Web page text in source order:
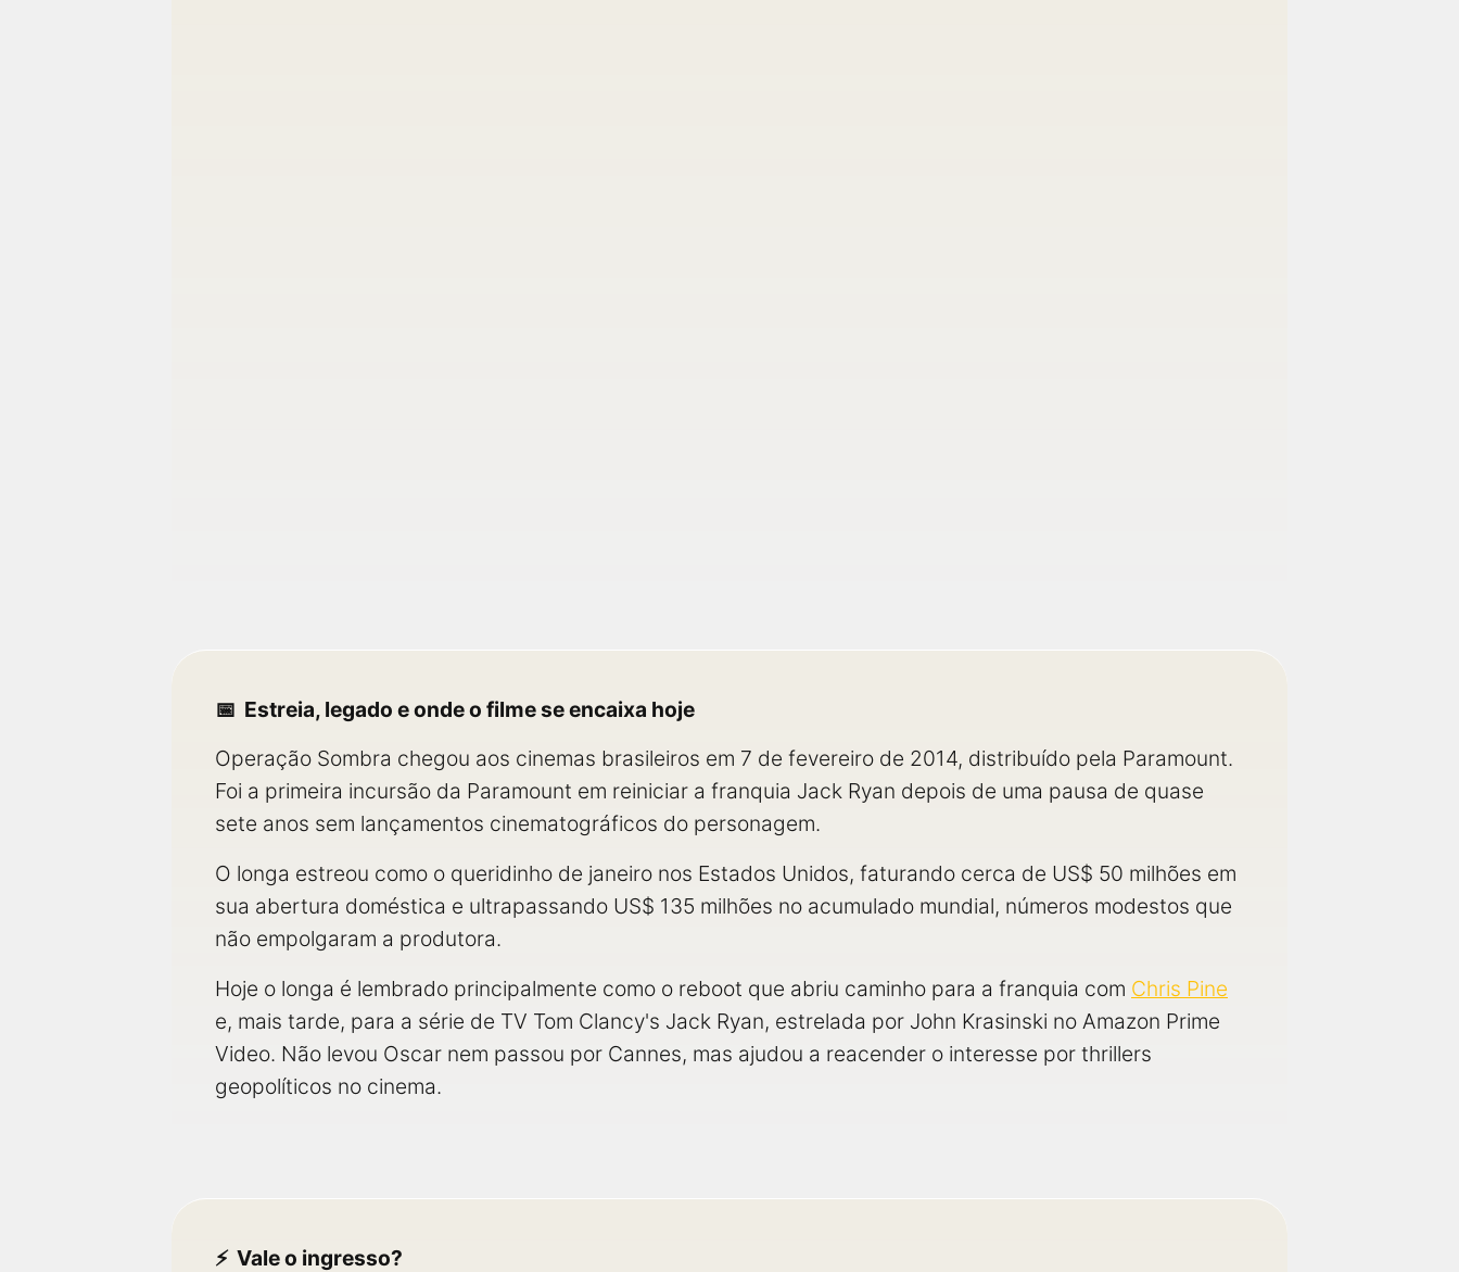
Estreia, legado e onde o filme se encaixa hoje
Operação Sombra chegou aos cinemas brasileiros em 7 de fevereiro de 2014, distribuído pela Paramount.
Foi a primeira incursão da Paramount em reiniciar a franquia Jack Ryan depois de uma pausa de quase
sete anos sem lançamentos cinematográficos do personagem.
O longa estreou como o queridinho de janeiro nos Estados Unidos, faturando cerca de US$ 50 milhões em
sua abertura doméstica e ultrapassando US$ 135 milhões no acumulado mundial, números modestos que
não empolgaram a produtora.
Hoje o longa é lembrado principalmente como o reboot que abriu caminho para a franquia com Chris Pine
e, mais tarde, para a série de TV Tom Clancy's Jack Ryan, estrelada por John Krasinski no Amazon Prime
Video. Não levou Oscar nem passou por Cannes, mas ajudou a reacender o interesse por thrillers
geopolíticos no cinema.
Vale o ingresso?